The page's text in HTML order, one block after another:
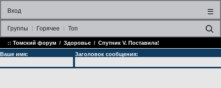
Вход ☰
Группы Горячее Топ
:: Томский форум / Здоровье / Спутник V. Поставила!
Ваше имя:
Заголовок сообщения: